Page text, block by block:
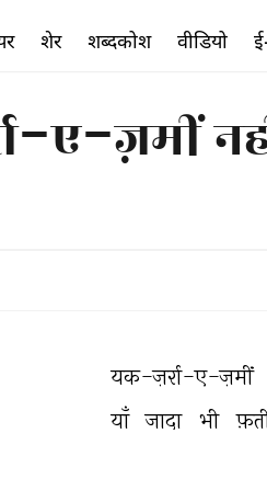
ए-ज़मीं
यक-ज़र्रा-ए-ज़मीं
याँ जादा भी
शेर शब्दकोश वीडियो